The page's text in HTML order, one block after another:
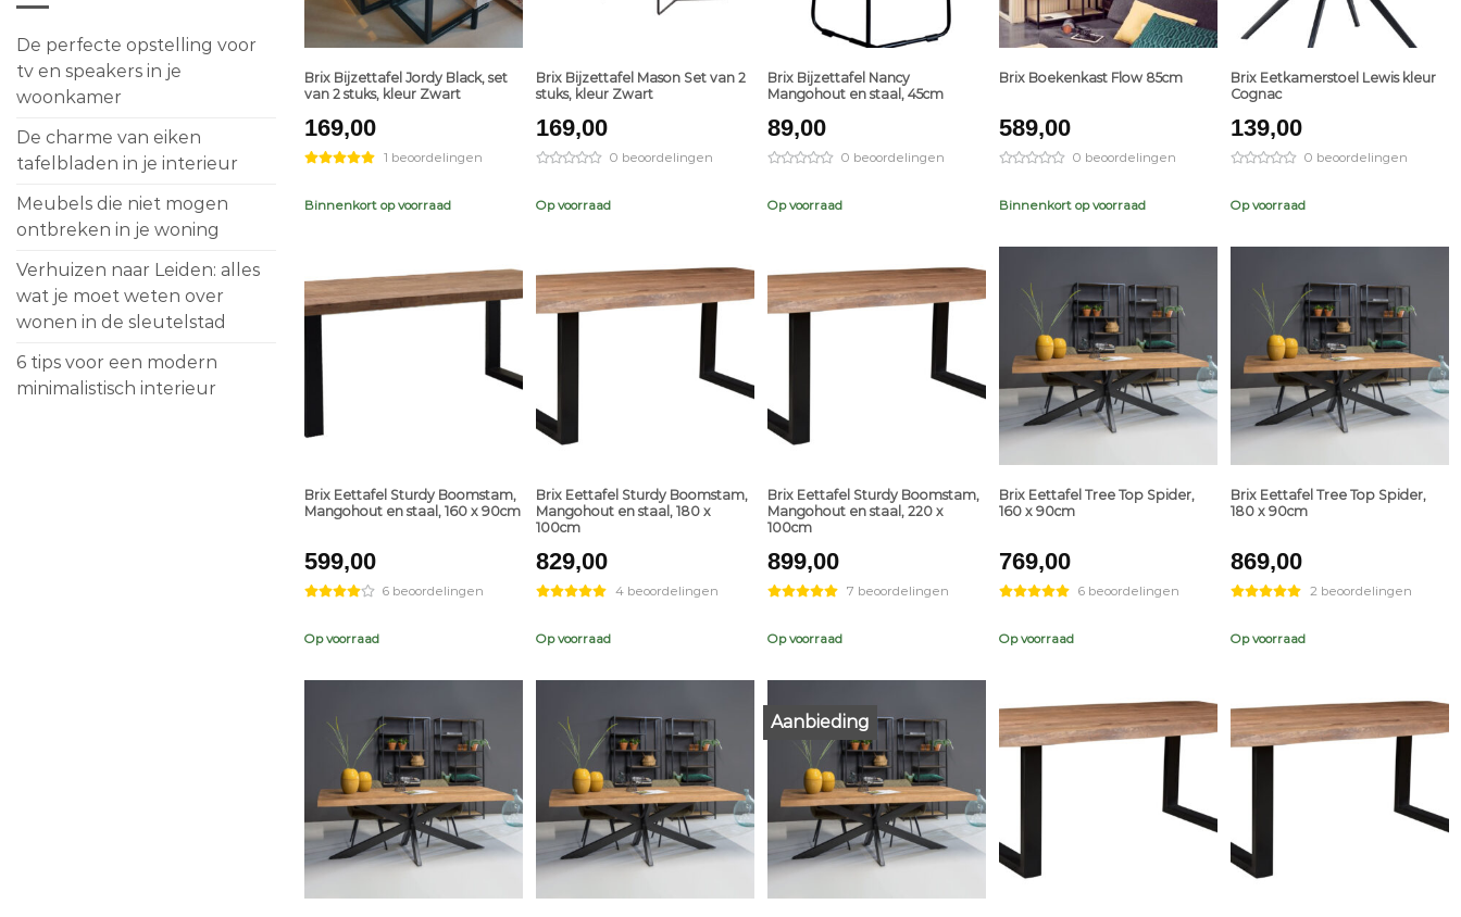
De perfecte opstelling voor
tv en speakers in je
woonkamer
De charme van eiken
tafelbladen in je interieur
Meubels die niet mogen
ontbreken in je woning
Verhuizen naar Leiden: alles
wat je moet weten over
wonen in de sleutelstad
6 tips voor een modern
minimalistisch interieur
Brix Bijzettafel Jordy Black, set
van 2 stuks, kleur Zwart
169,00
1 beoordelingen
Binnenkort op voorraad
Brix Bijzettafel Mason Set van 2
stuks, kleur Zwart
169,00
0 beoordelingen
Op voorraad
Brix Bijzettafel Nancy
Mangohout en staal, 45cm
89,00
0 beoordelingen
Op voorraad
+
Brix Boekenkast Flow 85cm
589,00
0 beoordelingen
Binnenkort op voorraad
+
Brix Eetkamerstoel Lewis kleur
Cognac
139,00
0 beoordelingen
Op voorraad
Brix Eettafel Sturdy Boomstam,
Mangohout en staal, 160 x 90cm
599,00
6 beoordelingen
Op voorraad
Brix Eettafel Sturdy Boomstam,
Mangohout en staal, 180 x
100cm
829,00
4 beoordelingen
Op voorraad
Brix Eettafel Sturdy Boomstam,
Mangohout en staal, 220 x
100cm
899,00
7 beoordelingen
Op voorraad
Brix Eettafel Tree Top Spider,
160 x 90cm
769,00
6 beoordelingen
Op voorraad
Brix Eettafel Tree Top Spider,
180 x 90cm
869,00
2 beoordelingen
Op voorraad
Aanbieding